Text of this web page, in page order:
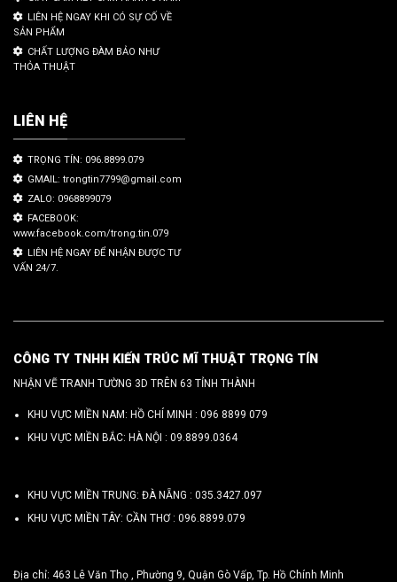
LIÊN HỆ NGAY KHI CÓ SỰ CỐ VỀ
SẢN PHẨM
CHẤT LƯỢNG ĐÀM BẢO NHƯ
THỎA THUẬT
LIÊN HỆ
TRỌNG TÍN: 096.8899.079
GMAIL: trongtin7799@gmail.com
ZALO: 0968899079
FACEBOOK:
www.facebook.com/trong.tin.079
LIÊN HỆ NGAY ĐỂ NHẬN ĐƯỢC TƯ
VẤN 24/7.
CÔNG TY TNHH KIẾN TRÚC MĨ THUẬT TRỌNG TÍN
NHẬN VẼ TRANH TƯỜNG 3D TRÊN 63 TỈNH THÀNH
KHU VỰC MIỀN NAM: HỒ CHÍ MINH : 096 8899 079
KHU VỰC MIỀN BẮC: HÀ NỘI : 09.8899.0364
KHU VỰC MIỀN TRUNG: ĐÀ NẴNG : 035.3427.097
KHU VỰC MIỀN TÂY: CẦN THƠ : 096.8899.079
Địa chỉ: 463 Lê Văn Thọ , Phường 9, Quận Gò Vấp, Tp. Hồ Chính Minh